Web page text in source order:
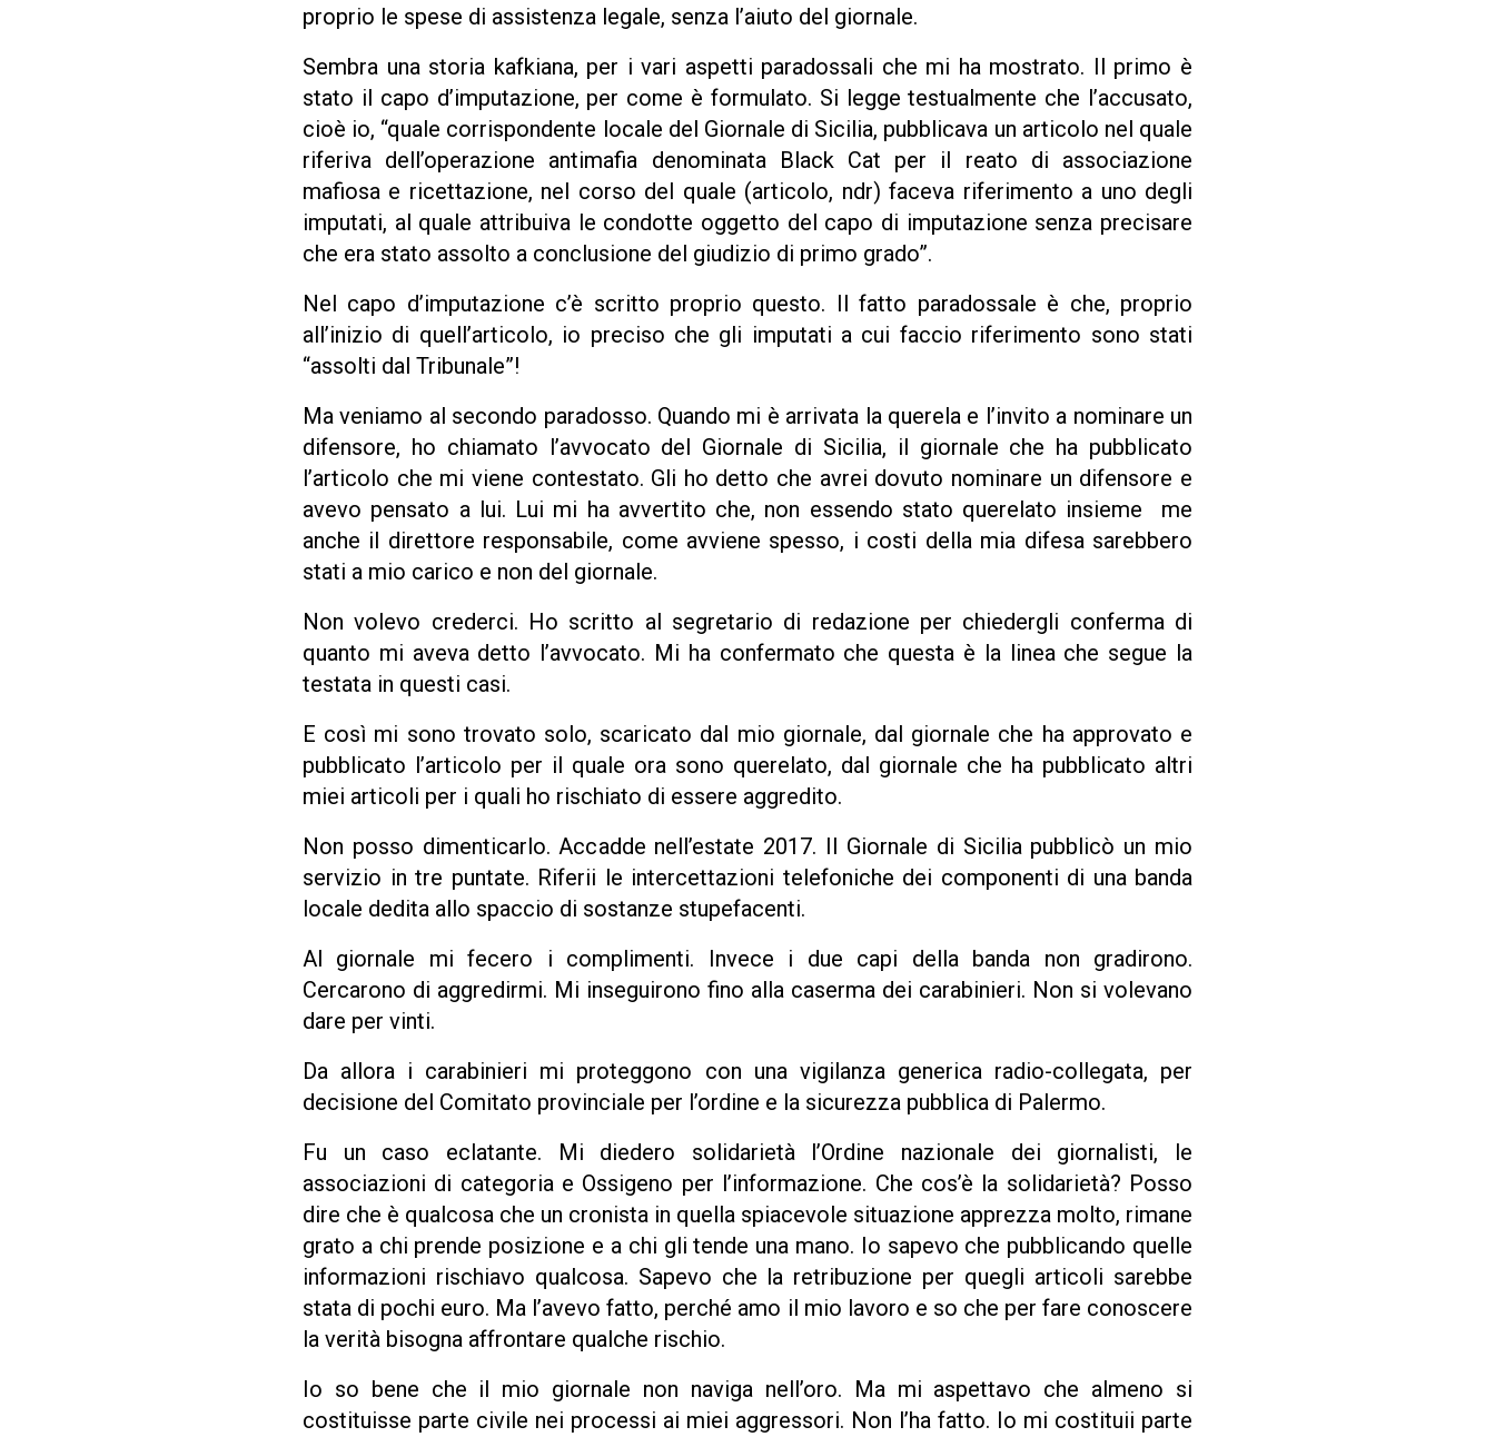
proprio le spese di assistenza legale, senza l’aiuto del giornale.
Sembra una storia kafkiana, per i vari aspetti paradossali che mi ha mostrato. Il primo è
stato il capo d’imputazione, per come è formulato. Si legge testualmente che l’accusato,
cioè io, “quale corrispondente locale del Giornale di Sicilia, pubblicava un articolo nel quale
riferiva dell’operazione antimafia denominata Black Cat per il reato di associazione
mafiosa e ricettazione, nel corso del quale (articolo, ndr) faceva riferimento a uno degli
imputati, al quale attribuiva le condotte oggetto del capo di imputazione senza precisare
che era stato assolto a conclusione del giudizio di primo grado”.
Nel capo d’imputazione c’è scritto proprio questo. Il fatto paradossale è che, proprio
all’inizio di quell’articolo, io preciso che gli imputati a cui faccio riferimento sono stati
“assolti dal Tribunale”!
Ma veniamo al secondo paradosso. Quando mi è arrivata la querela e l’invito a nominare un
difensore, ho chiamato l’avvocato del Giornale di Sicilia, il giornale che ha pubblicato
l’articolo che mi viene contestato. Gli ho detto che avrei dovuto nominare un difensore e
avevo pensato a lui. Lui mi ha avvertito che, non essendo stato querelato insieme me
anche il direttore responsabile, come avviene spesso, i costi della mia difesa sarebbero
stati a mio carico e non del giornale.
Non volevo crederci. Ho scritto al segretario di redazione per chiedergli conferma di
quanto mi aveva detto l’avvocato. Mi ha confermato che questa è la linea che segue la
testata in questi casi.
E così mi sono trovato solo, scaricato dal mio giornale, dal giornale che ha approvato e
pubblicato l’articolo per il quale ora sono querelato, dal giornale che ha pubblicato altri
miei articoli per i quali ho rischiato di essere aggredito.
Non posso dimenticarlo. Accadde nell’estate 2017. Il Giornale di Sicilia pubblicò un mio
servizio in tre puntate. Riferii le intercettazioni telefoniche dei componenti di una banda
locale dedita allo spaccio di sostanze stupefacenti.
Al giornale mi fecero i complimenti. Invece i due capi della banda non gradirono.
Cercarono di aggredirmi. Mi inseguirono fino alla caserma dei carabinieri. Non si volevano
dare per vinti.
Da allora i carabinieri mi proteggono con una vigilanza generica radio-collegata, per
decisione del Comitato provinciale per l’ordine e la sicurezza pubblica di Palermo.
Fu un caso eclatante. Mi diedero solidarietà l’Ordine nazionale dei giornalisti, le
associazioni di categoria e Ossigeno per l’informazione. Che cos’è la solidarietà? Posso
dire che è qualcosa che un cronista in quella spiacevole situazione apprezza molto, rimane
grato a chi prende posizione e a chi gli tende una mano. Io sapevo che pubblicando quelle
informazioni rischiavo qualcosa. Sapevo che la retribuzione per quegli articoli sarebbe
stata di pochi euro. Ma l’avevo fatto, perché amo il mio lavoro e so che per fare conoscere
la verità bisogna affrontare qualche rischio.
Io so bene che il mio giornale non naviga nell’oro. Ma mi aspettavo che almeno si
costituisse parte civile nei processi ai miei aggressori. Non l’ha fatto. Io mi costituii parte